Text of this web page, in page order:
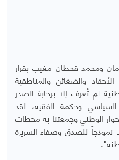
ومحمد قحطان مغيب بقرار
والضغائن والمناطقية
لم تُعرف إلا برحابة الصدر
وحكمة الفقيه، لقد
الوطني وجمعتنا به محطات
نموذجاً للصدق وصفاء السريرة